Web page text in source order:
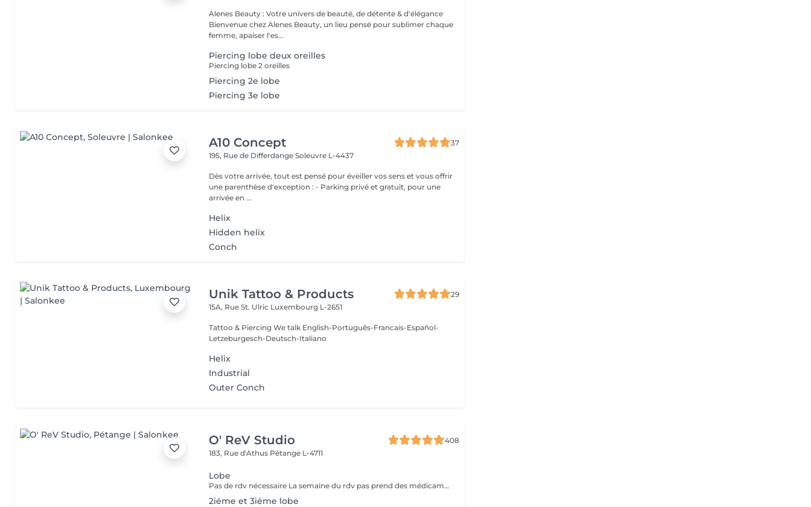
Alenes Beauty : Votre univers de beauté, de détente & d'élégance
Bienvenue chez Alenes Beauty, un lieu pensé pour sublimer chaque
femme, apaiser l'es...
Piercing lobe deux oreilles
Piercing lobe 2 oreilles
Piercing 2e lobe
Piercing 3e lobe
A10 Concept
37
195, Rue de DifferdangeSoleuvre L-4437
Dès votre arrivée, tout est pensé pour éveiller vos sens et vous offrir
une parenthèse d'exception : - Parking privé et gratuit, pour une
arrivée en ...
Helix
Hidden helix
Conch
Unik Tattoo & Products
29
15A, Rue St. Ulric Luxembourg L-2651
Tattoo & Piercing We talk English-Português-Francais-Español-
Letzeburgesch-Deutsch-Italiano
Helix
Industrial
Outer Conch
O' ReV Studio
408
183, Rue d'Athus Pétange L-4711
Lobe
Pas de rdv nécessaire La semaine du rdv pas prend des médicaments, des anti-inflamatoires, des antibiotiques et de cortisone.
2iéme et 3iéme lobe